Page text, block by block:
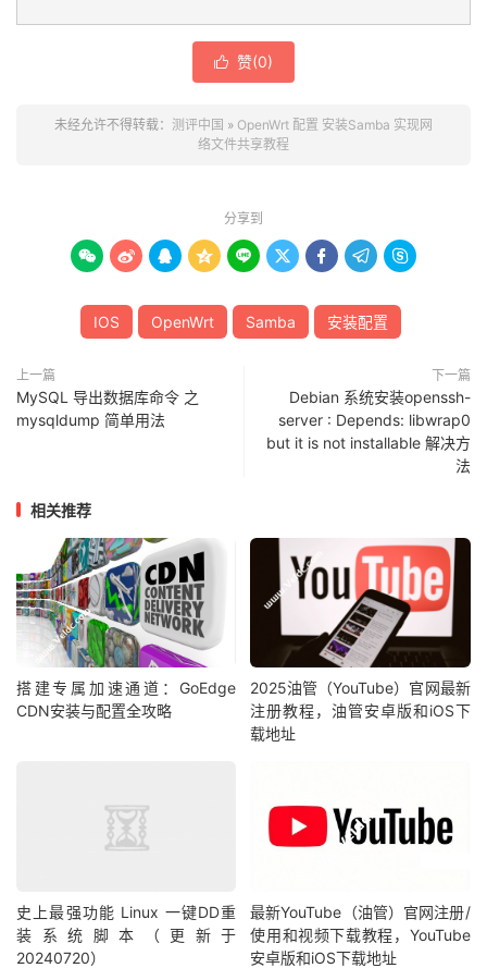
 赞(0)
未经允许不得转载： 测评中国 » OpenWrt 配置 安装Samba 实现网
络文件共享教程
分享到
        
IOS OpenWrt Samba 安装配置
上一篇
MySQL 导出数据库命令 之
mysqldump 简单用法
下一篇
Debian 系统安装openssh-
server : Depends: libwrap0
but it is not installable 解决方
法
相关推荐
搭建专属加速通道：GoEdge
CDN安装与配置全攻略
2025油管（YouTube）官网最新
注册教程，油管安卓版和iOS下
载地址
史上最强功能 Linux 一键DD重
装系统脚本（更新于
20240720）
最新YouTube（油管）官网注册/
使用和视频下载教程，YouTube
安卓版和iOS下载地址